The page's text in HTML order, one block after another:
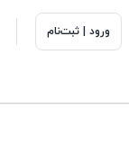
ورود | ثبت‌نام